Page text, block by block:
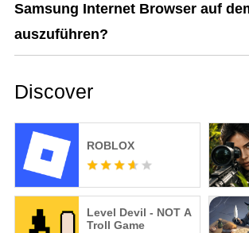
Samsung Internet Browser auf
auszuführen?
Discover
ROBLOX
Level Devil - NOT A
Troll Game